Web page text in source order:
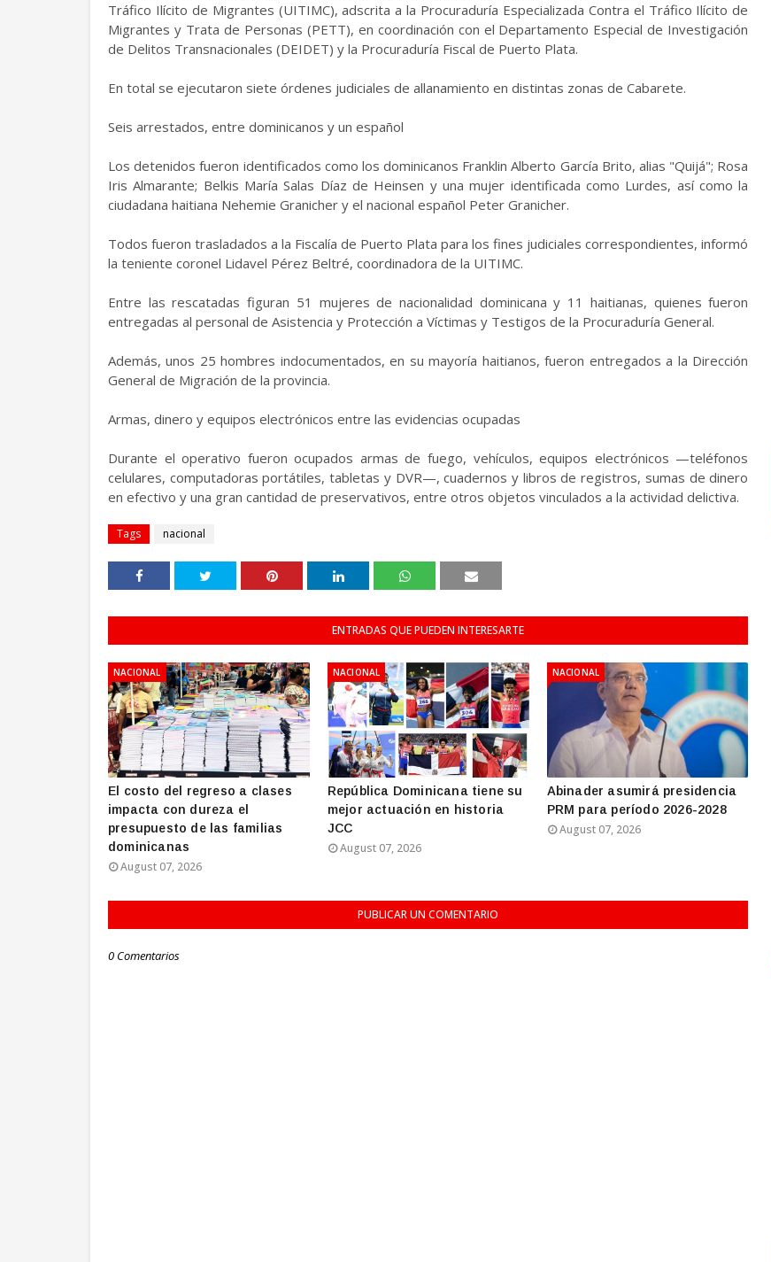
Tráfico Ilícito de Migrantes (UITIMC), adscrita a la Procuraduría Especializada Contra el Tráfico Ilícito de
Migrantes y Trata de Personas (PETT), en coordinación con el Departamento Especial de Investigación
de Delitos Transnacionales (DEIDET) y la Procuraduría Fiscal de Puerto Plata.
En total se ejecutaron siete órdenes judiciales de allanamiento en distintas zonas de Cabarete.
Seis arrestados, entre dominicanos y un español
Los detenidos fueron identificados como los dominicanos Franklin Alberto García Brito, alias "Quijá"; Rosa
Iris Almarante; Belkis María Salas Díaz de Heinsen y una mujer identificada como Lurdes, así como la
ciudadana haitiana Nehemie Granicher y el nacional español Peter Granicher.
Todos fueron trasladados a la Fiscalía de Puerto Plata para los fines judiciales correspondientes, informó
la teniente coronel Lidavel Pérez Beltré, coordinadora de la UITIMC.
Entre las rescatadas figuran 51 mujeres de nacionalidad dominicana y 11 haitianas, quienes fueron
entregadas al personal de Asistencia y Protección a Víctimas y Testigos de la Procuraduría General.
Además, unos 25 hombres indocumentados, en su mayoría haitianos, fueron entregados a la Dirección
General de Migración de la provincia.
Armas, dinero y equipos electrónicos entre las evidencias ocupadas
Durante el operativo fueron ocupados armas de fuego, vehículos, equipos electrónicos —teléfonos
celulares, computadoras portátiles, tabletas y DVR—, cuadernos y libros de registros, sumas de dinero
en efectivo y una gran cantidad de preservativos, entre otros objetos vinculados a la actividad delictiva.
Tags nacional
ENTRADAS QUE PUEDEN INTERESARTE
NACIONAL
El costo del regreso a clases
impacta con dureza el
presupuesto de las familias
dominicanas
August 07, 2026
NACIONAL
República Dominicana tiene su
mejor actuación en historia
JCC
August 07, 2026
NACIONAL
Abinader asumirá presidencia
PRM para período 2026-2028
August 07, 2026
PUBLICAR UN COMENTARIO
0 Comentarios